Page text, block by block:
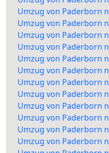
Umzug von Paderborn
Umzug von Paderborn
Umzug von Paderborn
Umzug von Paderborn
Umzug von Paderborn
Umzug von Paderborn
Umzug von Paderborn
Umzug von Paderborn
Umzug von Paderborn
Umzug von Paderborn
Umzug von Paderborn
Umzug von Paderborn